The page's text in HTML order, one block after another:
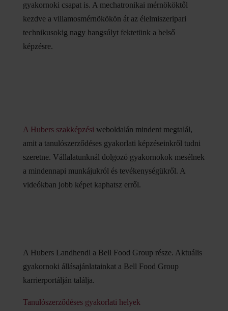
gyakornoki csapat is. A mechatronikai mérnököktől
kezdve a villamosmérnökökön át az élelmiszeripari
technikusokig nagy hangsúlyt fektetünk a belső
képzésre.
A Hubers szakképzési weboldalán mindent megtalál,
amit a tanulószerződéses gyakorlati képzéseinkről tudni
szeretne. Vállalatunknál dolgozó gyakornokok mesélnek
a mindennapi munkájukról és tevékenységükről. A
videókban jobb képet kaphatsz erről.
A Hubers Landhendl a Bell Food Group része. Aktuális
gyakornoki állásajánlatainkat a Bell Food Group
karrierportálján találja.
Tanulószerződéses gyakorlati helyek